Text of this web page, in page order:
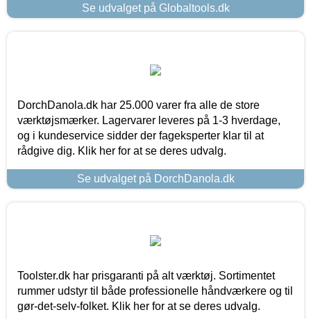
Se udvalget på Globaltools.dk
DorchDanola.dk har 25.000 varer fra alle de store
værktøjsmærker. Lagervarer leveres på 1-3 hverdage,
og i kundeservice sidder der fageksperter klar til at
rådgive dig. Klik her for at se deres udvalg.
Se udvalget på DorchDanola.dk
Toolster.dk har prisgaranti på alt værktøj. Sortimentet
rummer udstyr til både professionelle håndværkere og til
gør-det-selv-folket. Klik her for at se deres udvalg.